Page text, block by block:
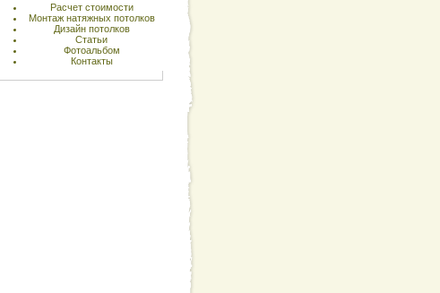
Расчет стоимости
Монтаж натяжных потолков
Дизайн потолков
Статьи
Фотоальбом
Контакты